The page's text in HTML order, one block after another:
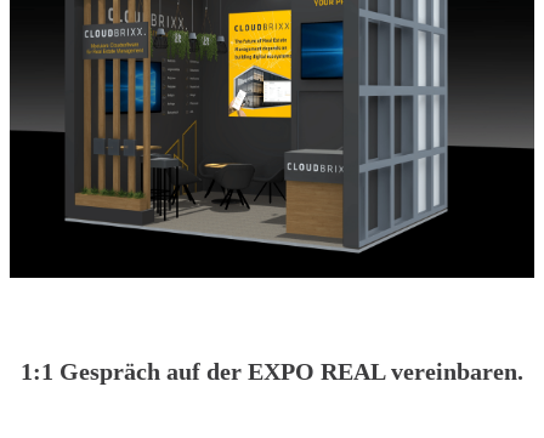
1:1 Gespräch auf der EXPO REAL vereinbaren.